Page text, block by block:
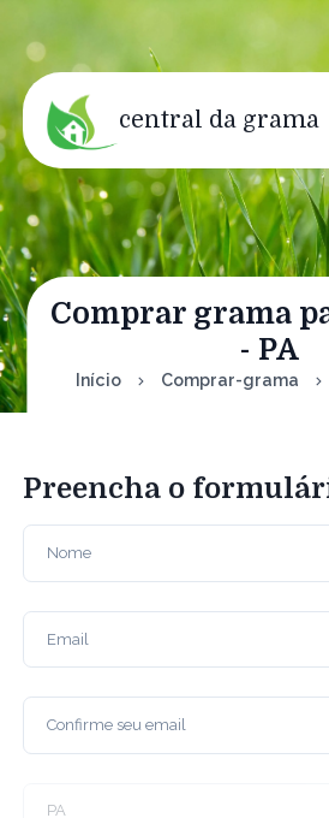
central da grama
Comprar grama
- PA
Início Comprar-grama
Preencha o